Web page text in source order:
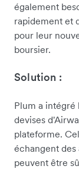
également
rapidement et
pour leur
boursier.
Solution :
Plum a intégré
devises
plateforme.
échangent
peuvent être